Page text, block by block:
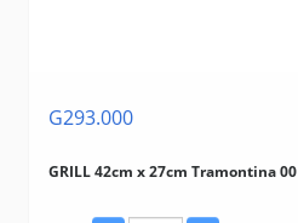
G293.000
GRILL 42cm x 27cm Tramontina 00